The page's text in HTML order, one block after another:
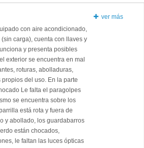
con aire acondicionado,
carga), cuenta con llaves y
y presenta posibles
exterior se encuentra en mal
roturas, abolladuras,
del uso. En la parte
Le falta el paragolpes
se encuentra sobre los
está rota y fuera de
y abollado, los guardabarros
están chocados,
le faltan las luces ópticas
ver más